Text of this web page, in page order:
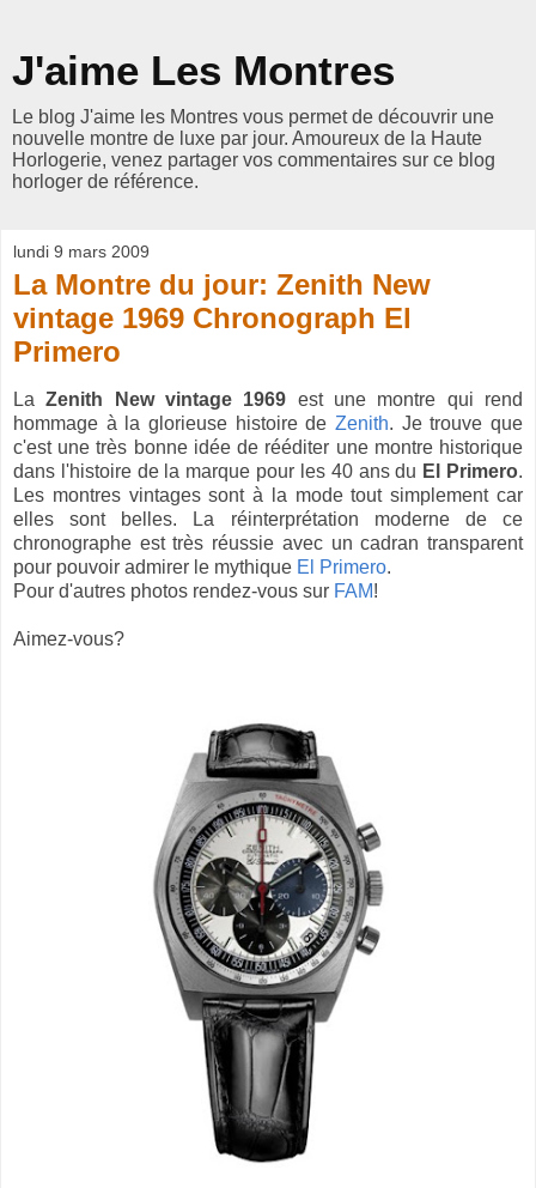
J'aime Les Montres
Le blog J'aime les Montres vous permet de découvrir une
nouvelle montre de luxe par jour. Amoureux de la Haute
Horlogerie, venez partager vos commentaires sur ce blog
horloger de référence.
lundi 9 mars 2009
La Montre du jour: Zenith New
vintage 1969 Chronograph El
Primero
LaZenith New vintage 1969 est une montre qui rend
hommage à la glorieuse histoire de Zenith. Je trouve que
c'est une très bonne idée de rééditer une montre historique
dans l'histoire de la marque pour les 40 ans du El Primero.
Les montres vintages sont à la mode tout simplement car
elles sont belles. La réinterprétation moderne de ce
chronographe est très réussie avec un cadran transparent
pour pouvoir admirer le mythique El Primero.
Pour d'autres photos rendez-vous sur FAM!
Aimez-vous?